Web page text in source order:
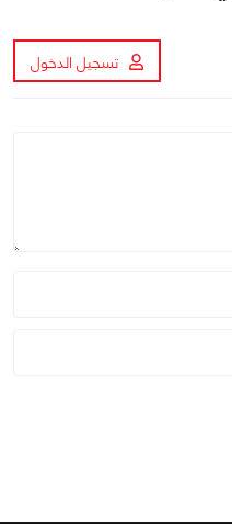
تسجيل الدخول